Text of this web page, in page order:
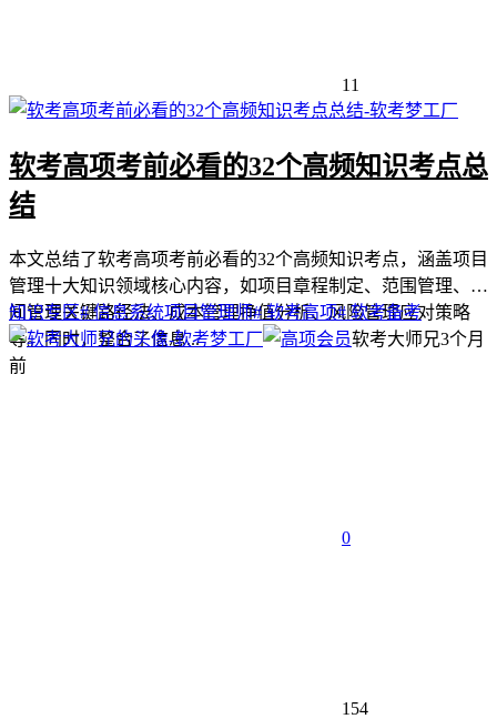
11
软考高项考前必看的32个高频知识考点总
结
本文总结了软考高项考前必看的32个高频知识考点，涵盖项目
管理十大知识领域核心内容，如项目章程制定、范围管理、时
间管理关键路径法、成本管理挣值分析、风险管理应对策略
等。同时，整合了信息...
知识专区# 信息系统项目管理师# 软考高项# 软考备考
软考大师兄3个月
前
0
154